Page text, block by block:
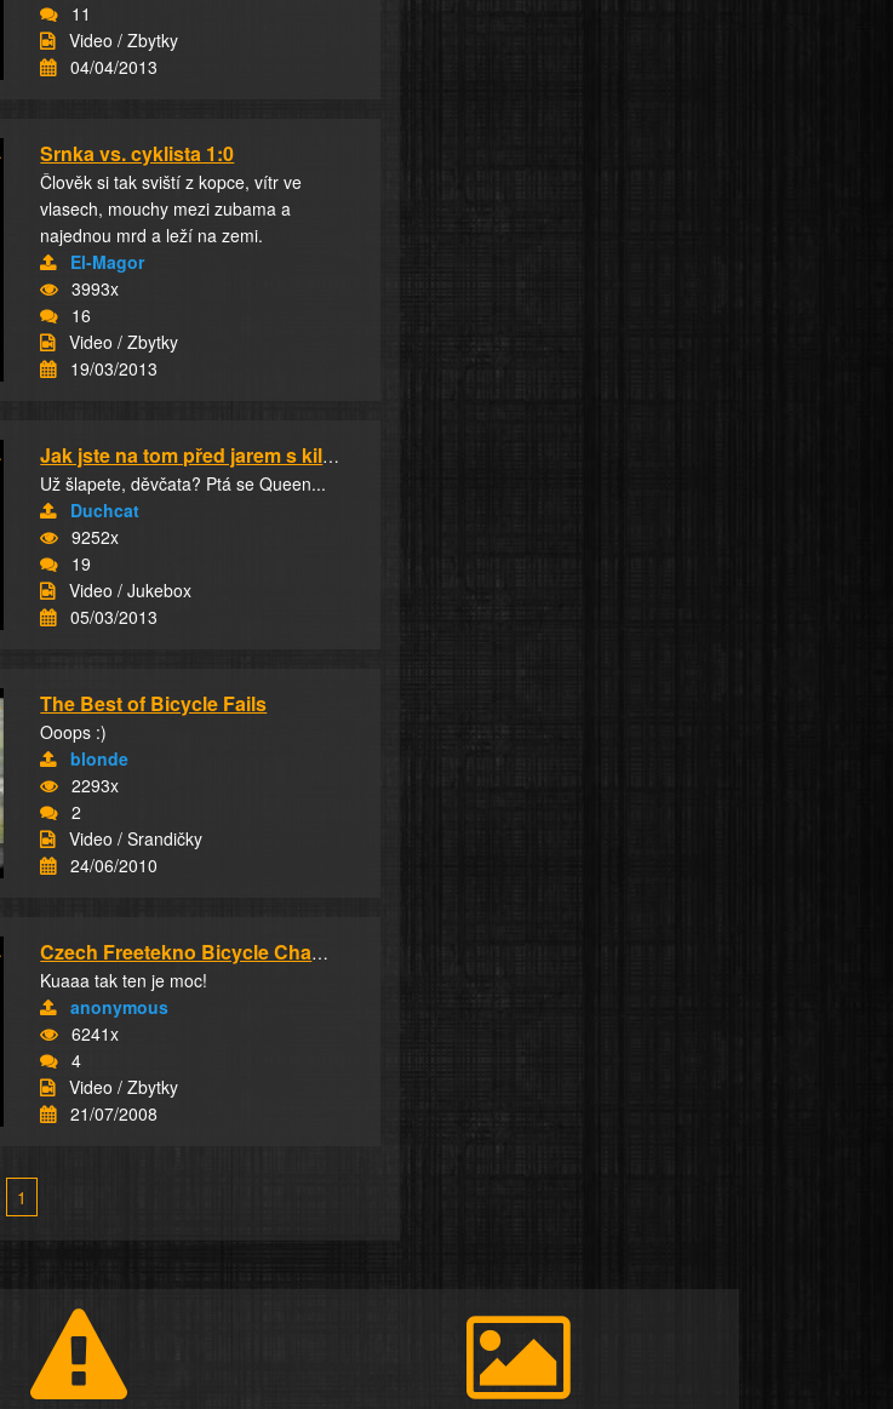
11
Video / Zbytky
04/04/2013
Srnka vs. cyklista 1:0
Člověk si tak sviští z kopce, vítr ve
vlasech, mouchy mezi zubama a
najednou mrd a leží na zemi.
El-Magor
3993x
16
Video / Zbytky
19/03/2013
Jak jste na tom před jarem s kilogramy?
Už šlapete, děvčata? Ptá se Queen...
Duchcat
9252x
19
Video / Jukebox
05/03/2013
The Best of Bicycle Fails
Ooops :)
blonde
2293x
2
Video / Srandičky
24/06/2010
Czech Freetekno Bicycle Champion
Kuaaa tak ten je moc!
anonymous
6241x
4
Video / Zbytky
21/07/2008
1